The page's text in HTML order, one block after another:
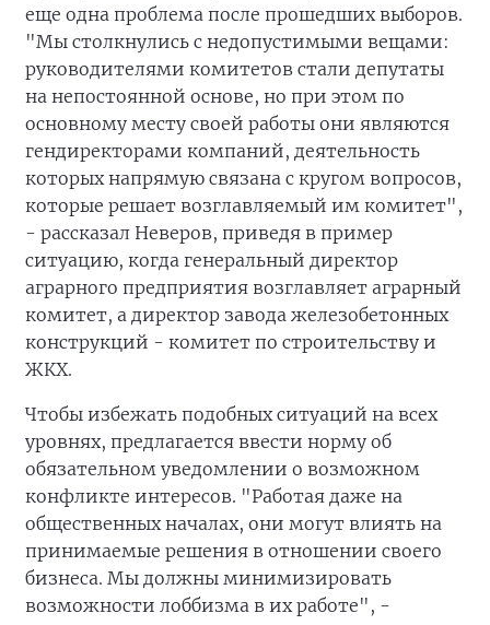
еще одна проблема после прошедших выборов.
"Мы столкнулись с недопустимыми вещами:
руководителями комитетов стали депутаты
на непостоянной основе, но при этом по
основному месту своей работы они являются
гендиректорами компаний, деятельность
которых напрямую связана с кругом вопросов,
которые решает возглавляемый им комитет",
- рассказал Неверов, приведя в пример
ситуацию, когда генеральный директор
аграрного предприятия возглавляет аграрный
комитет, а директор завода железобетонных
конструкций - комитет по строительству и
ЖКХ.
Чтобы избежать подобных ситуаций на всех
уровнях, предлагается ввести норму об
обязательном уведомлении о возможном
конфликте интересов. "Работая даже на
общественных началах, они могут влиять на
принимаемые решения в отношении своего
бизнеса. Мы должны минимизировать
возможности лоббизма в их работе", -